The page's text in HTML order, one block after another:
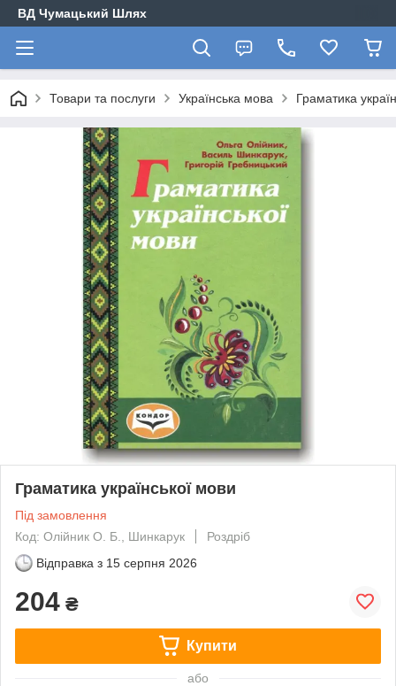
ВД Чумацький Шлях
Товари та послуги Українська мова Граматика
Граматика української мови
Під замовлення
Код: Олійник О. Б., Шинкарук
Роздріб
Відправка з 15 серпня 2026
204 ₴
Купити
або